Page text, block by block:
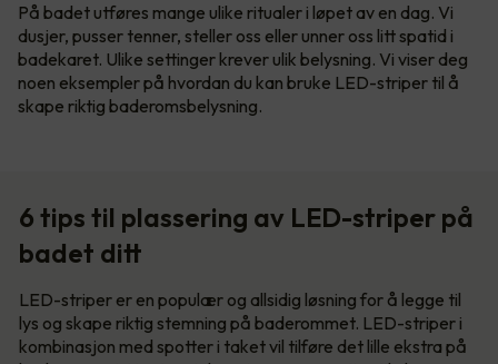
På badet utføres mange ulike ritualer i løpet av en dag. Vi
dusjer, pusser tenner, steller oss eller unner oss litt spatid i
badekaret. Ulike settinger krever ulik belysning. Vi viser deg
noen eksempler på hvordan du kan bruke LED-striper til å
skape riktig baderomsbelysning.
6 tips til plassering av LED-striper på
badet ditt
LED-striper er en populær og allsidig løsning for å legge til
lys og skape riktig stemning på baderommet. LED-striper i
kombinasjon med spotter i taket vil tilføre det lille ekstra på